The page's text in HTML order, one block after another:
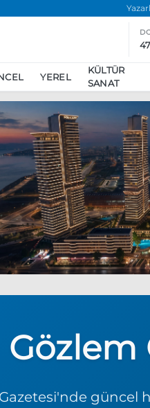
YEREL
KÜLTÜR
SANAT
eylem yasağı uzatıldı
daha katılmama kararı aldı
Gözlem
güncel